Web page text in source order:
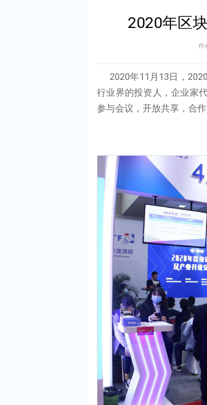
2020年区
作
2020年11月13日，
行业界的投资人，企业家
参与会议，开放共享，合